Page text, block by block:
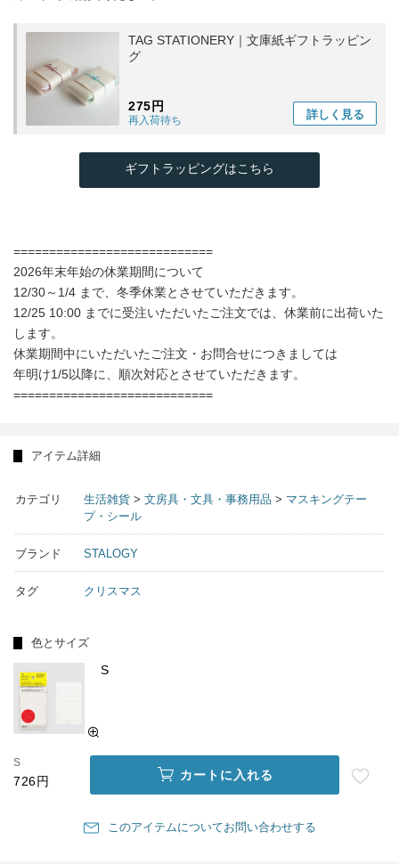
TAG STATIONERY｜文庫紙ギフトラッピン
グ
275円
再入荷待ち 詳しく 見る
ギフトラッピングはこちら
============================
2026年末年始の休業期間について
12/30～1/4 まで、冬季休業とさせていただきます。
12/25 10:00 までに受注いただいたご注文では、休業前に出荷いた
します。
休業期間中にいただいたご注文・お問合せにつきましては
年明け1/5以降に、順次対応とさせていただきます。
============================
アイテム詳細
カテゴリ 生活雑貨 > 文房具・文具・事務用品 > マスキングテー
プ・シール
ブランド STALOGY
タグ クリスマス
色とサイズ
S
S
726円 カートに入れる
このアイテムについてお問い合わせする